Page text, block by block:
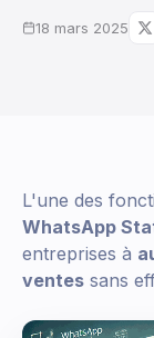
18 mars 2025
L'une des
WhatsApp
entreprises à
ventes sans